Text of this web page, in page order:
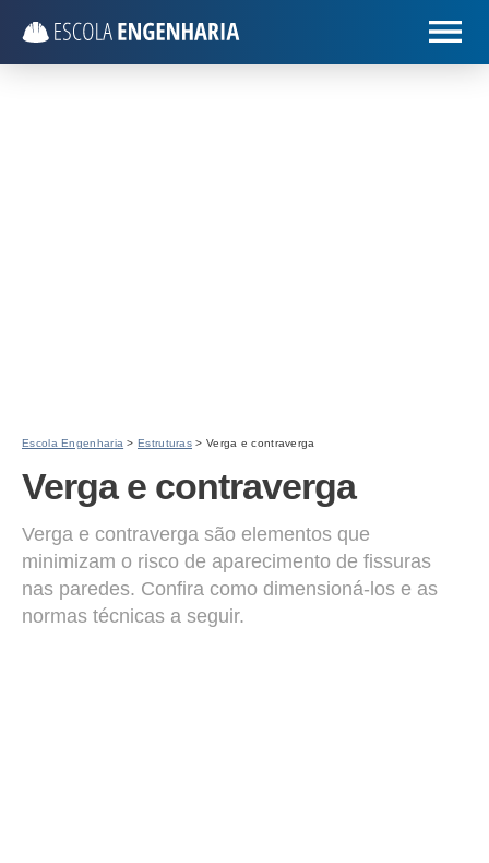
Escola Engenharia >Estruturas > Verga e contraverga
Verga e contraverga
Verga e contraverga são elementos que
minimizam o risco de aparecimento de fissuras
nas paredes. Confira como dimensioná-los e as
normas técnicas a seguir.